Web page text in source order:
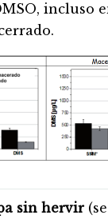
incluso
sin hervir